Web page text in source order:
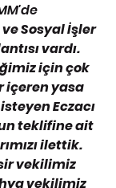
Sosyal İşler
vardı.
için çok
içeren yasa
Eczacı
teklifine ait
ilettik.
vekilimiz
vekilimiz